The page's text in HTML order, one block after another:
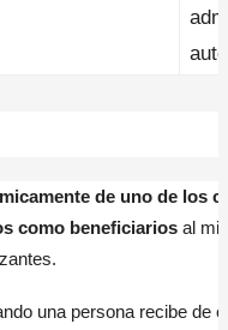
de uno de los
como beneficiarios al
una persona recibe de